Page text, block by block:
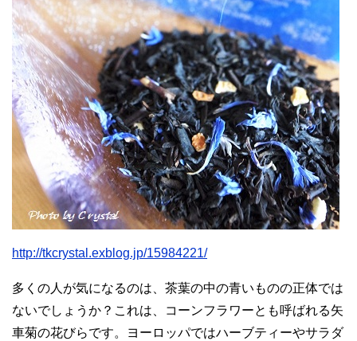
http://tkcrystal.exblog.jp/15984221/
多くの人が気になるのは、茶葉の中の青いものの正体では
ないでしょうか？これは、コーンフラワーとも呼ばれる矢
車菊の花びらです。ヨーロッパではハーブティーやサラダ